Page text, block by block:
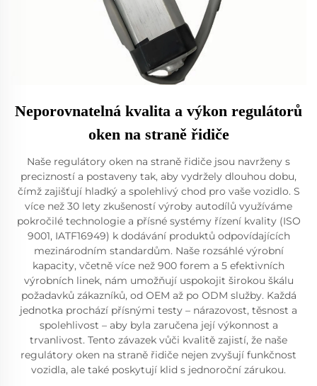
Neporovnatelná kvalita a výkon regulátorů
oken na straně řidiče
Naše regulátory oken na straně řidiče jsou navrženy s
precizností a postaveny tak, aby vydržely dlouhou dobu,
čímž zajišťují hladký a spolehlivý chod pro vaše vozidlo. S
více než 30 lety zkušeností výroby autodílů využíváme
pokročilé technologie a přísné systémy řízení kvality (ISO
9001, IATF16949) k dodávání produktů odpovídajících
mezinárodním standardům. Naše rozsáhlé výrobní
kapacity, včetně více než 900 forem a 5 efektivních
výrobních linek, nám umožňují uspokojit širokou škálu
požadavků zákazníků, od OEM až po ODM služby. Každá
jednotka prochází přísnými testy – nárazovost, těsnost a
spolehlivost – aby byla zaručena její výkonnost a
trvanlivost. Tento závazek vůči kvalitě zajistí, že naše
regulátory oken na straně řidiče nejen zvyšují funkčnost
vozidla, ale také poskytují klid s jednoroční zárukou.